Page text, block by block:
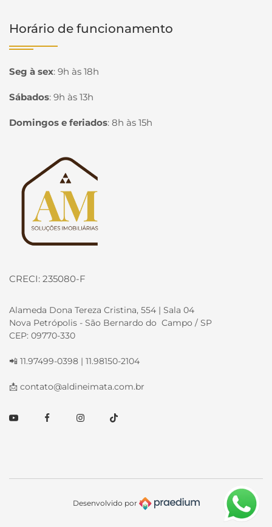
Horário de funcionamento
Seg à sex: 9h às 18h
Sábados: 9h às 13h
Domingos e feriados: 8h às 15h
Página inicial
CRECI: 235080-F
Alameda Dona Tereza Cristina, 554 | Sala 04
Nova Petrópolis - São Bernardo do Campo / SP
CEP: 09770-330
📲 11.97499-0398 | 11.98150-2104
📩 contato@aldineimata.com.br
YoutubeFacebookInstagramTikTok
Desenvolvido por